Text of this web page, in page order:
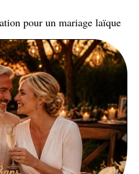
pour un mariage laïque